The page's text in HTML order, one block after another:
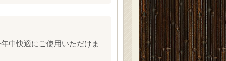
中快適にご使用いただけま